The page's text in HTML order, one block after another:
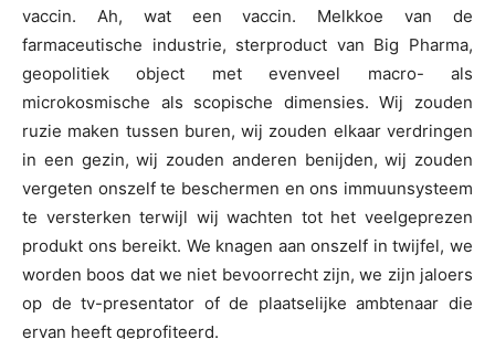
vaccin. Ah, wat een vaccin. Melkkoe van de
farmaceutische industrie, sterproduct van Big Pharma,
geopolitiek object met evenveel macro- als
microkosmische als scopische dimensies. Wij zouden
ruzie maken tussen buren, wij zouden elkaar verdringen
in een gezin, wij zouden anderen benijden, wij zouden
vergeten onszelf te beschermen en ons immuunsysteem
te versterken terwijl wij wachten tot het veelgeprezen
produkt ons bereikt. We knagen aan onszelf in twijfel, we
worden boos dat we niet bevoorrecht zijn, we zijn jaloers
op de tv-presentator of de plaatselijke ambtenaar die
ervan heeft geprofiteerd.